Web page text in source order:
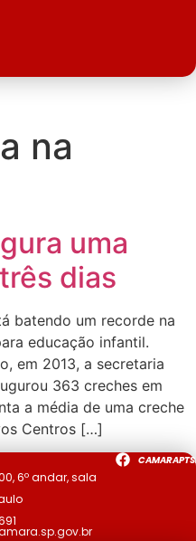
na
uma
dias
batendo um recorde na
educação infantil.
em 2013, a secretaria
363 creches em
a média de uma creche
Centros […]
6º andar, sala